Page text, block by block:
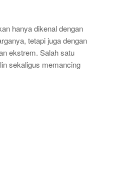
hanya dikenal dengan
tetapi juga dengan
ekstrem. Salah satu
sekaligus memancing